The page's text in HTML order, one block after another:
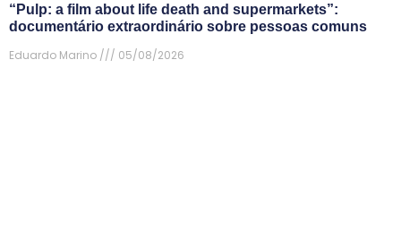
“Pulp: a film about life death and supermarkets”:
documentário extraordinário sobre pessoas comuns
Eduardo Marino
05/08/2026